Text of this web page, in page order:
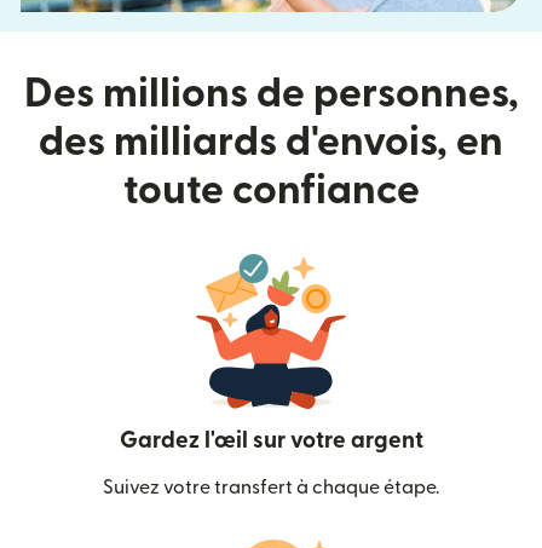
Des millions de personnes,
des milliards d'envois, en
toute confiance
Gardez l'œil sur votre argent
Suivez votre transfert à chaque étape.